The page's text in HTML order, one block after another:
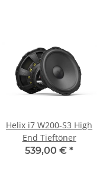
Helix i7 W200-S3 High
End Tieftöner
539,00 € *